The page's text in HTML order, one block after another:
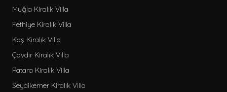
Muğla Kiralık Villa
Fethiye Kiralık Villa
Kaş Kiralık Villa
Çavdır Kiralık Villa
Patara Kiralık Villa
Seydikemer Kiralık Villa